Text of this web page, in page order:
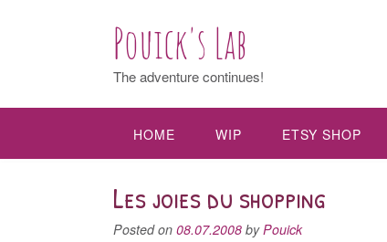
Pouick's Lab
The adventure continues!
HOME WIP ETSY SHOP
Les joies du shopping
Posted on 08.07.2008 byPouick